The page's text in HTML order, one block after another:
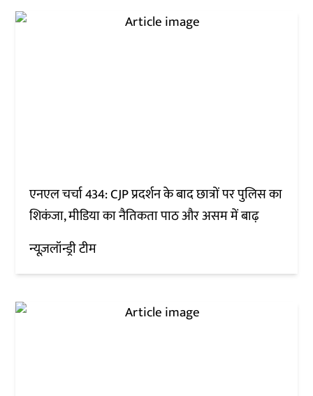
एनएल चर्चा 434: CJP प्रदर्शन के बाद छात्रों पर पुलिस का
शिकंजा, मीडिया का नैतिकता पाठ और असम में बाढ़
न्यूज़लॉन्ड्री टीम